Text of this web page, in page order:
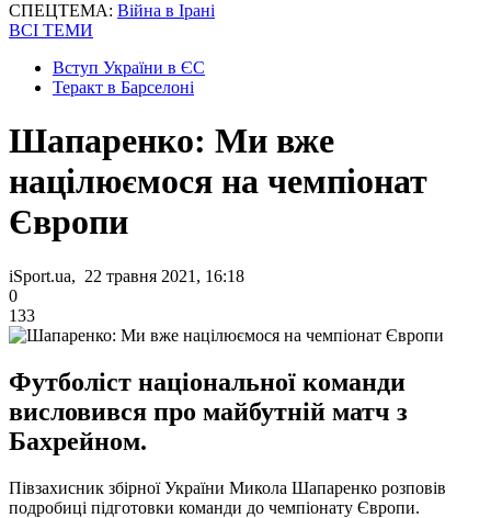
СПЕЦТЕМА: Війна в Ірані
ВСІ ТЕМИ
Вступ України в ЄС
Теракт в Барселоні
Шапаренко: Ми вже
націлюємося на чемпіонат
Європи
iSport.ua, 22 травня 2021, 16:18
0
133
Футболіст національної команди
висловився про майбутній матч з
Бахрейном.
Півзахисник збірної України Микола Шапаренко розповів
подробиці підготовки команди до чемпіонату Європи.